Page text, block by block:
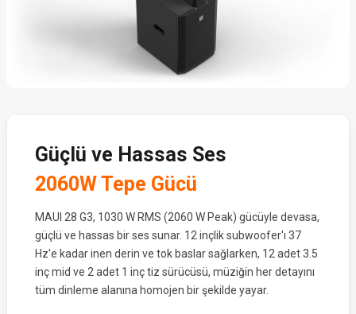
Güçlü ve Hassas Ses
2060W Tepe Gücü
MAUI 28 G3, 1030 W RMS (2060 W Peak) gücüyle devasa,
güçlü ve hassas bir ses sunar. 12 inçlik subwoofer'ı 37
Hz'e kadar inen derin ve tok baslar sağlarken, 12 adet 3.5
inç mid ve 2 adet 1 inç tiz sürücüsü, müziğin her detayını
tüm dinleme alanına homojen bir şekilde yayar.